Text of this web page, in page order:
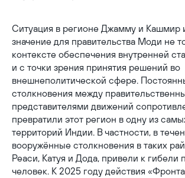
Ситуация в регионе Джамму и Кашмир
значение для правительства Моди не
контексте обеспечения внутренней
и с точки зрения принятия решений во
внешнеполитической сфере.
столкновения между
представителями движений
превратили этот регион в одну из
территорий Индии. В частности, в
вооружённые столкновения в таких
Реаси, Катуя и Дода, привели к гибели
человек. К 2025 году действия «Фронта